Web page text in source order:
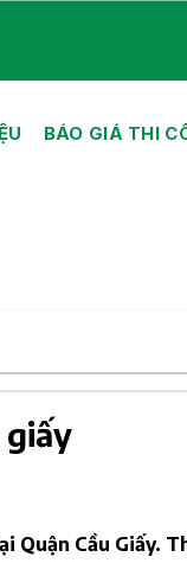
BÁO GIÁ THI
giấy
Quận Cầu Giấy.